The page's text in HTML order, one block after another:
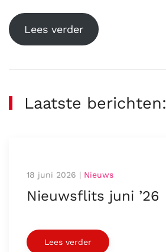
Lees verder
Laatste berichten:
18 juni 2026 | Nieuws
Nieuwsflits juni ’26
Lees verder